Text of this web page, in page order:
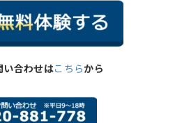
い合わせはこちらから